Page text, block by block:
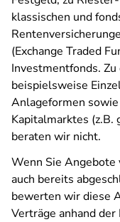
klassischen und
(Exchange Traded
Investmentfonds.
beispielsweise
Anlageformen
Kapitalmarktes (z.B.
beraten wir nicht.
Wenn Sie
auch bereits
bewerten wir diese
Verträge anhand